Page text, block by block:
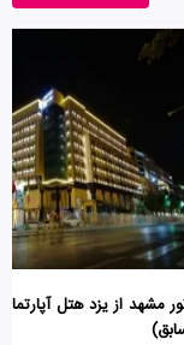
مشهد از یزد هتل